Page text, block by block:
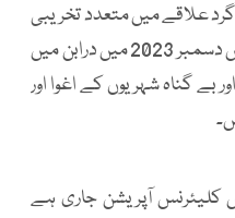
گرد علاقے میں متعدد تخریبی
کارروائیوں میں ملوث تھے، جن میں دسمبر 2023 میں درابن میں
بے گناہ شہریوں کے اغوا اور
کلیئرنس آپریشن جاری ہے